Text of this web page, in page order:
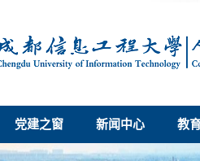
党建之窗 新闻中心 教